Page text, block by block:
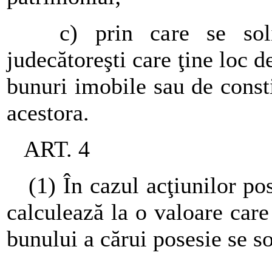
c) prin care se
judecătoreşti care ţine loc
bunuri imobile sau de
acestora.
ART. 4
(1) În cazul acţiunilor
calculează la o valoare
bunului a cărui posesie se